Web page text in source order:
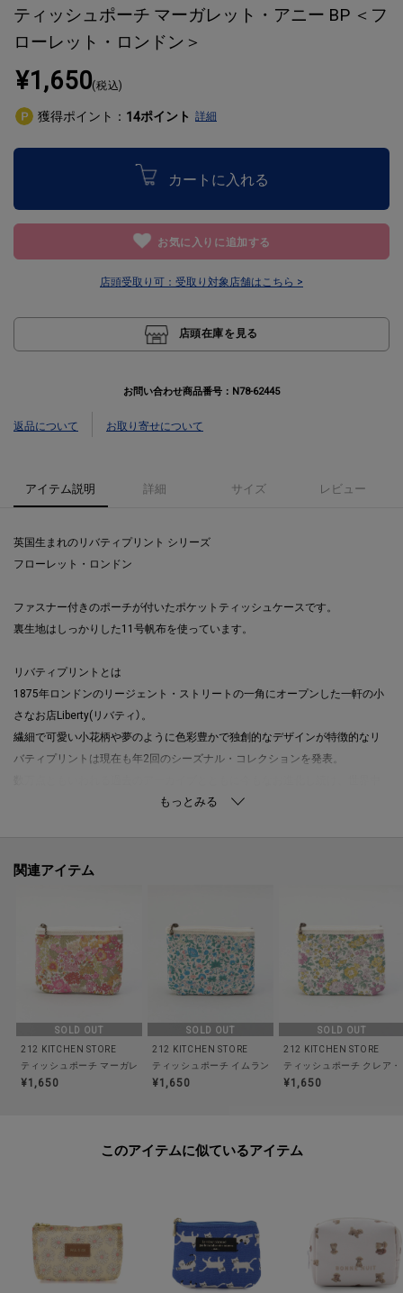
ティッシュポーチ マーガレット・アニー BP ＜フ
ローレット・ロンドン＞
¥1,650(税込)
獲得ポイント： 14ポイント 詳細
カートに入れる
お気に入りに追加する
店頭受取り可： 受取り対象店舗はこちら >
店頭在庫を見る
お問い合わせ商品番号： N78-62445
返品について お取り寄せについて
アイテム説明 詳細 サイズ レビュー
英国生まれのリバティプリント シリーズ
フローレット・ロンドン
ファスナー付きのポーチが付いたポケットティッシュケースです。
裏生地はしっかりした11号帆布を使っています。
リバティプリントとは
1875年ロンドンのリージェント・ストリートの一角にオープンした一軒の小
さなお店Liberty(リバティ）。
繊細で可愛い小花柄や夢のように色彩豊かで独創的なデザインが特徴的なリ
バティプリントは現在も年2回のシーズナル・コレクションを発表。
から愛されているブランドです。
電子レンジ:--
オーブン:--
対応熱源:--
耐熱/耐冷温度:--
※照明の関係により、実際よりも色味が違って見える場合があります。ま
関連アイテム
SOLD OUT
212 KITCHEN STORE
ティッシュポーチ マーガレット・アニー PR ＜フローレット・ロンドン＞
¥1,650
SOLD OUT
212 KITCHEN STORE
ティッシュポーチ イムラン BL ＜フローレット・ロンド
¥1,650
SOLD OUT
212 KITCHEN STORE
ティッシュポーチ クレア
¥1,650
このアイテムに似ているアイテム